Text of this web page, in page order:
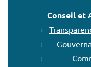
Conseil et